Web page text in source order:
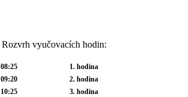
Rozvrh vyučovacích hodin:
08:25
1. hodina
09:20
2. hodina
10:25
3. hodina